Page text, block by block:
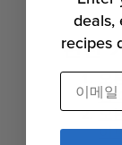
관련
오
면
오
이
deals,
recipes
이메일